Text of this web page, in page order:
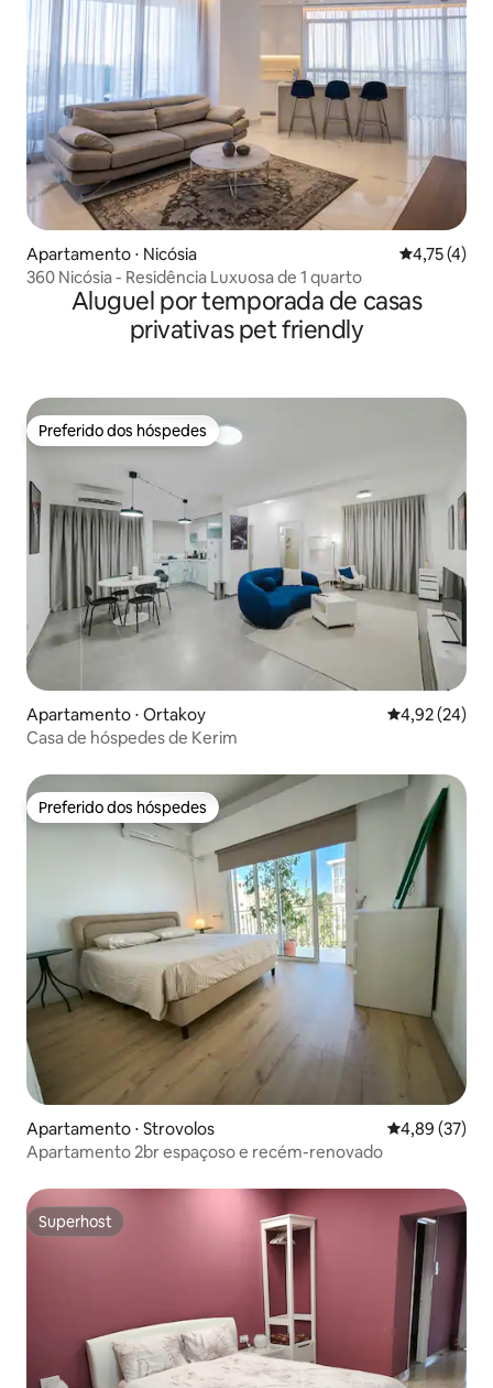
Apartamento ⋅ Nicósia 4,75 de
4,75 (4)
360 Nicósia - Residência Luxuosa de 1 quarto
Aluguel por temporada de casas
privativas pet friendly
Preferido dos hóspedes
Preferido dos hóspedes
Apartamento ⋅ Ortakoy 4,92 de uma
4,92 (24)
Casa de hóspedes de Kerim
Preferido dos hóspedes
Preferido dos hóspedes
Apartamento ⋅ Strovolos 4,89 de uma
4,89 (37)
Apartamento 2br espaçoso e recém-renovado
Superhost
Superhost